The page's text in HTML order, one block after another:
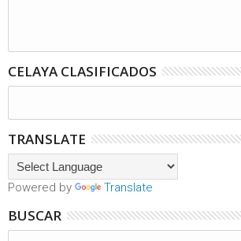
CELAYA CLASIFICADOS
TRANSLATE
Powered by Translate
BUSCAR